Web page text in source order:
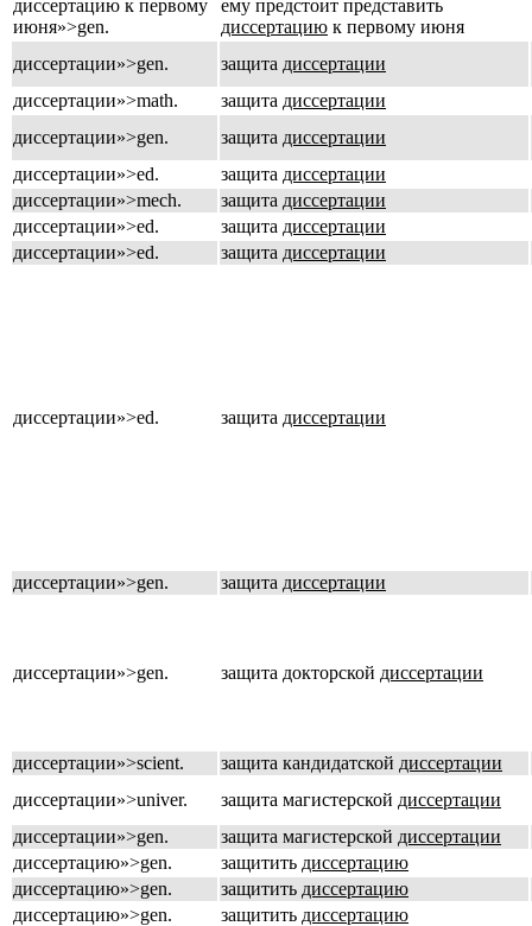
диссертацию к первому
июня»>gen.
ему предстоит представить
диссертацию к первому июня
диссертации»>gen.
защита диссертации
диссертации»>math.
защита диссертации
диссертации»>gen.
защита диссертации
диссертации»>ed.
защита диссертации
диссертации»>mech.
защита диссертации
диссертации»>ed.
защита диссертации
диссертации»>ed.
защита диссертации
диссертации»>ed. защита диссертации
диссертации»>gen. защита диссертации
диссертации»>gen. защита докторской диссертации
диссертации»>scient. защита кандидатской диссертации
диссертации»>univer.
защита магистерской диссертации
диссертации»>gen.
защита магистерской диссертации
диссертацию»>gen.
защитить диссертацию
диссертацию»>gen.
защитить диссертацию
диссертацию»>gen.
защитить диссертацию